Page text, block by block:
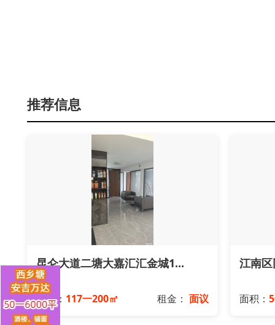
推荐信息
昆仑大道二塘大嘉汇汇金城1...
面积： 117一200㎡ 租金： 面议
江南
面积：